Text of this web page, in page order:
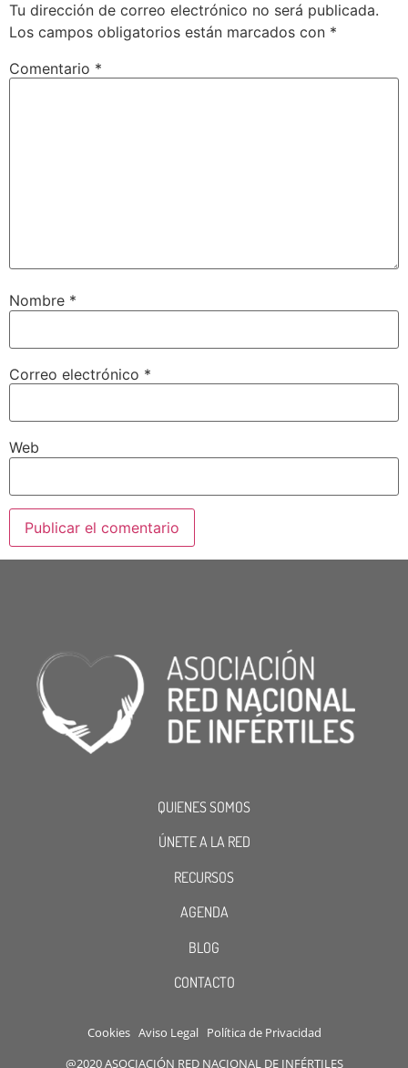
Tu dirección de correo electrónico no será publicada.
Los campos obligatorios están marcados con *
Comentario *
Nombre *
Correo electrónico *
Web
QUIENES SOMOS
ÚNETE A LA RED
RECURSOS
AGENDA
BLOG
CONTACTO
Cookies Aviso Legal Política de Privacidad
@2020 ASOCIACIÓN RED NACIONAL DE INFÉRTILES